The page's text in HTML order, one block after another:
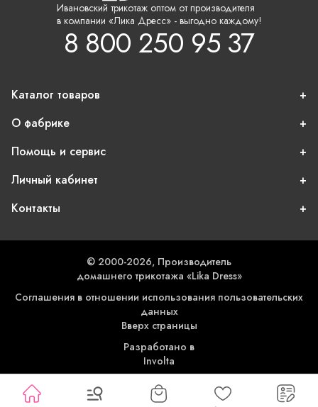
Ивановский трикотаж оптом от производителя
в компании «Лика Дресс» - выгодно каждому!
8 800 250 95 37
Каталог товаров
О фабрике
Помощь и сервис
Личный кабинет
Контакты
© 2000-2026, Производитель
домашнего трикотажа «Lika Dress»
Соглашения в отношении использования пользовательских
данных
Вверх страницы
Разработано в
Involta